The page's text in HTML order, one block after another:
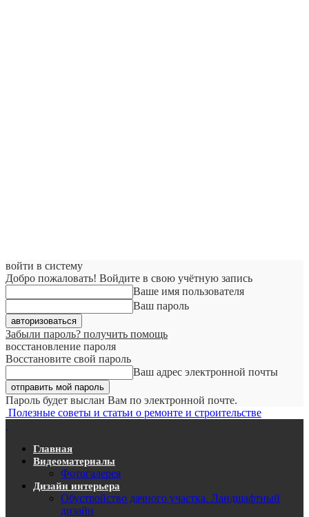
войти в систему
Добро пожаловать! Войдите в свою учётную запись
Ваше имя пользователя
Ваш пароль
Забыли пароль? получить помощь
восстановление пароля
Восстановите свой пароль
Ваш адрес электронной почты
Пароль будет выслан Вам по электронной почте.
Полезные советы и статьи о ремонте и строительстве
Главная
Видеоматериалы
Фотогалерея
Дизайн интерьера
Обустройство дачного участка. Ландшафтный
дизайн